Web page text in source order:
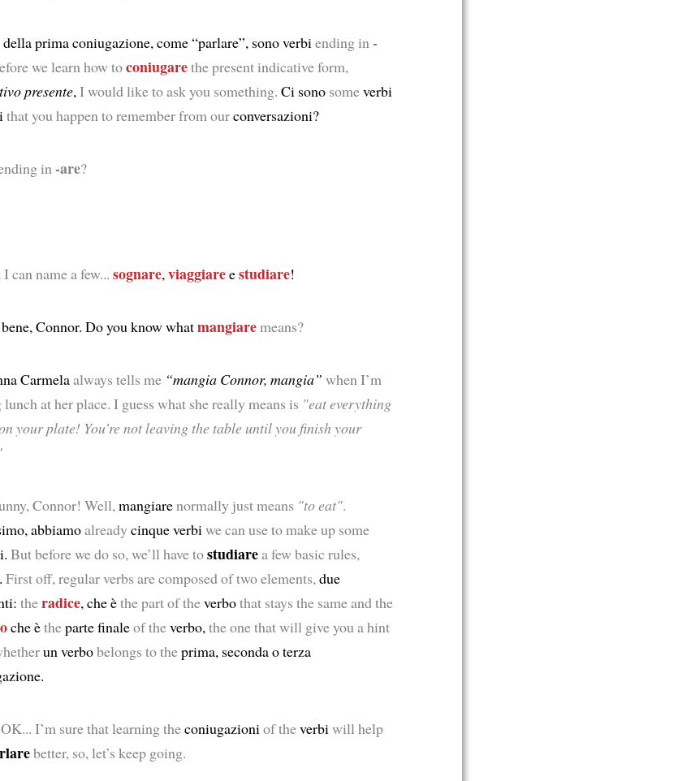
prima coniugazione, come “parlare”, sono verbiending in-
we learn how toconiugarethe present indicative form,
presente,I would like to ask you something. Ci sono someverbi
that you happen to remember from ourconversazioni?
in-are?
can name a few... sognare,viaggiareestudiare!
Connor. Do you know whatmangiaremeans?
Carmelaalways tells me “mangia Connor, mangia” when I’m
at her place. I guess what she really means is "eat everything
your plate! You’re not leaving the table until you finish your
Connor! Well,mangiarenormally just means "to eat".
abbiamoalreadycinque verbiwe can use to make up some
But before we do so, we’ll have tostudiarea few basic rules,
First off, regular verbs are composed of two elements,due
theradice, che èthe part of theverbothat stays the same and the
che ètheparte finaleof theverbo,the one that will give you a hint
un verbobelongs to theprima, seconda o terza
I’m sure that learning theconiugazioniof theverbiwill help
better, so, let’s keep going.